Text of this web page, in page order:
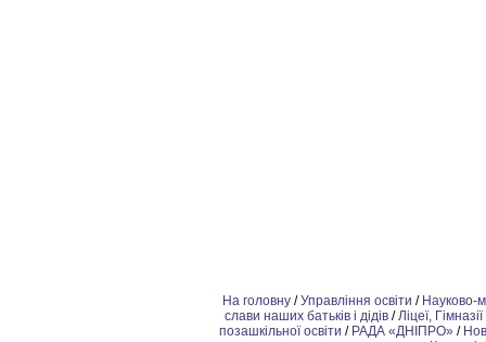
На головну /Управління освіти / Науково-
слави наших батьків і дідів/Ліцеї, Гімназії
позашкiльної освіти / РАДА «ДНІПРО» /